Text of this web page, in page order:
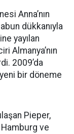
Anna’nın
dükkanıyla
yayılan
Almanya’nın
2009’da
bir döneme
Pieper,
ve